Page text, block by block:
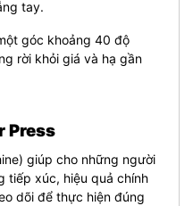
tay.
góc khoảng 40 độ
rời khỏi giá và hạ gần
Press
giúp cho những người
tiếp xúc, hiệu quả chính
dõi để thực hiện đúng